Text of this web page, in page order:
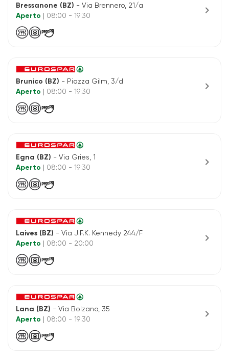
Bressanone (BZ) - Via Brennero, 21/a
Aperto
| 08:00 - 19:30 chevron_right
Brunico (BZ) - Piazza Gilm, 3/d
Aperto
| 08:00 - 19:30 chevron_right
Egna (BZ) - Via Gries, 1
Aperto
| 08:00 - 19:30 chevron_right
Laives (BZ) - Via J.F.K. Kennedy 244/F
Aperto
| 08:00 - 20:00 chevron_right
Lana (BZ) - Via Bolzano, 35
Aperto
| 08:00 - 19:30 chevron_right